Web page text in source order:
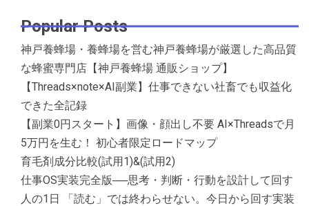
Popular Posts
神戸養蜂場・養蜂場を営む神戸養蜂場が厳選した高品質
な蜂蜜専門店【神戸養蜂場 通販ショップ】
【Threads×note×AI副業】仕事できない社畜でも収益化
できた全記録
【副業0円スタート】画像・顔出し不要 AI×Threadsで月
5万円を生む！ 初心者限定ロードマップ
育毛剤成分比較(試用1)&(試用2)
仕事OS実装完全版──思考・判断・行動を設計して回す
人の1日 「読む」では終わらせない。今日から回す実装